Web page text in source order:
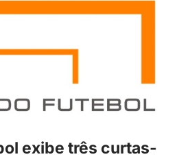
exibe três curtas-